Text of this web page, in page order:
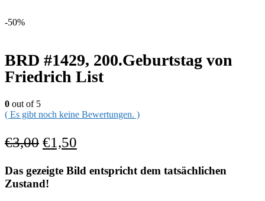
-50%
BRD #1429, 200.Geburtstag von
Friedrich List
0 out of 5
( Es gibt noch keine Bewertungen. )
€3,00 €1,50
Das gezeigte Bild entspricht dem tatsächlichen
Zustand!